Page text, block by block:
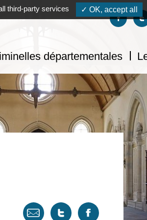
Suivez-
départementales
Envoyer Tweeter Partager
third-party services ✓ OK, accept all